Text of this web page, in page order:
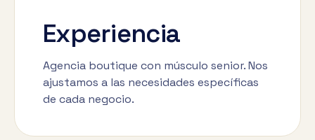
Experiencia
Agencia boutique con músculo senior. Nos
ajustamos a las necesidades específicas
de cada negocio.